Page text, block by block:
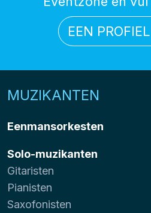
EEN
MUZIKANTEN
Eenmansorkesten
Solo-muzikanten
Gitaristen
Pianisten
Saxofonisten